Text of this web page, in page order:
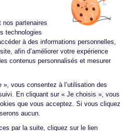
et doit être remboursé.
de remboursement avant de
vous engager.
quelque nature que ce soit, ne
particulier avant l'obtention
prêts d'argent.